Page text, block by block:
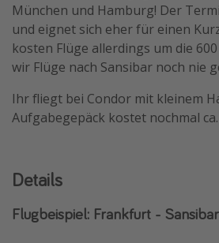
Silvesterreisen
Last Minute Urlaub Mallorca
Last Minute Urlaub Deutschland
München und Hamburg! Der
und eignet sich eher für einen
kosten Flüge allerdings um die
wir Flüge nach Sansibar noch nie
Ihr fliegt bei Condor mit kleinem
Aufgabegepäck kostet nochmal
Details
Flugbeispiel: Frankfurt -